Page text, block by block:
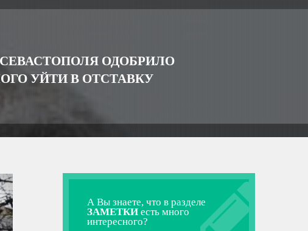
МЫ ВСЕ ВМЕСТЕ РЕШИЛИ ПРЕДЛОЖИТЬ НА
МИТИНГЕ ЧАЛОМУ ВОЗГЛАВИТЬ ГОРОД
А Вы знаете, что в разделе
ЗАМЕТКИ есть много
интересного?